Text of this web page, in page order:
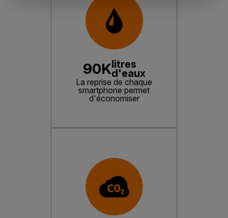
90Klitres
d'eaux
La reprise de chaque
smartphone permet
d'économiser